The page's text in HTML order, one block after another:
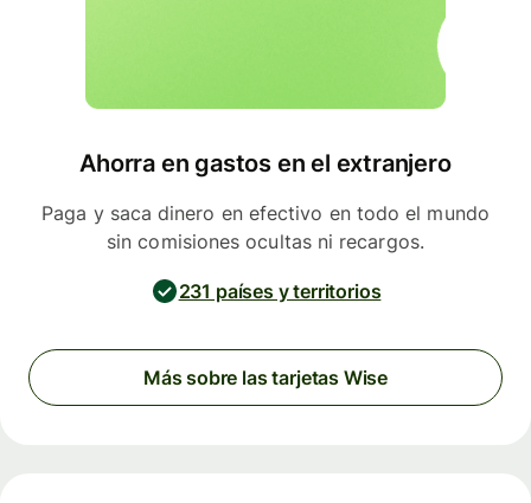
Ahorra en gastos en el extranjero
Paga y saca dinero en efectivo en todo el mundo
sin comisiones ocultas ni recargos.
231 países y territorios
Más sobre las tarjetas Wise